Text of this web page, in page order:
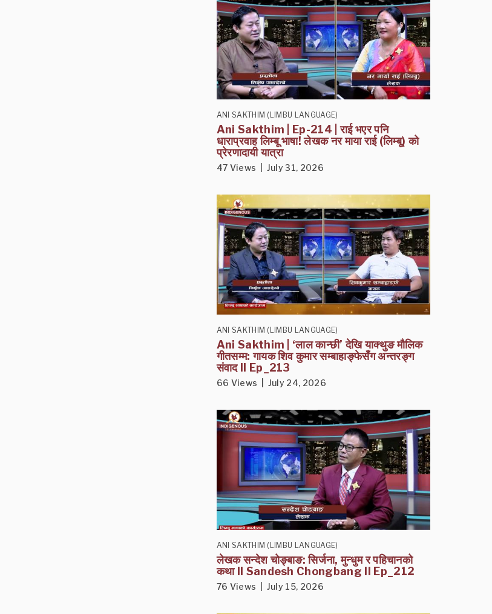
ANI SAKTHIM (LIMBU LANGUAGE)
Ani Sakthim | Ep-214 | राई भएर पनि
धाराप्रवाह लिम्बू भाषा! लेखक नर माया राई (लिम्बू) को
प्रेरणादायी यात्रा
47 Views | July 31, 2026
ANI SAKTHIM (LIMBU LANGUAGE)
Ani Sakthim | ‘लाल कान्छी’ देखि याक्थुङ मौलिक
गीतसम्म: गायक शिव कुमार सम्बाहाङ्फेसँग अन्तरङ्ग
संवाद II Ep_213
66 Views | July 24, 2026
ANI SAKTHIM (LIMBU LANGUAGE)
लेखक सन्देश चोङ्बाङ: सिर्जना, मुन्धुम र पहिचानको
कथा II Sandesh Chongbang II Ep_212
76 Views | July 15, 2026